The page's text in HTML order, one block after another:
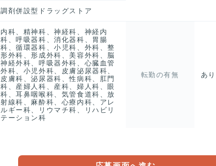
調剤併設型ドラッグストア
内科、精神科、神経科、神経内
科、呼吸器科、消化器科、胃腸
科、循環器科、小児科、外科、整
形外科、形成外科、美容外科、脳
神経外科、呼吸器外科、心臓血管
外科、小児外科、皮膚泌尿器科、
皮膚科、泌尿器科、性病科、肛門
科、産婦人科、産科、婦人科、眼
科、耳鼻咽喉科、気管食道科、放
射線科、麻酔科、心療内科、アレ
ルギー科、リウマチ科、リハビリ
テーション科
転勤の有無 あり